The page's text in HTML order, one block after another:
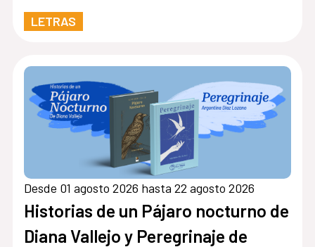
LETRAS
Desde 01 agosto 2026 hasta 22 agosto 2026
Historias de un Pájaro nocturno de
Diana Vallejo y Peregrinaje de